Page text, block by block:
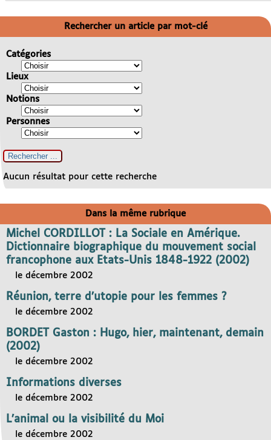
Rechercher un article par mot-clé
Catégories
Lieux
Notions
Personnes
Aucun résultat pour cette recherche
Dans la même rubrique
Michel CORDILLOT : La Sociale en Amérique.
Dictionnaire biographique du mouvement social
francophone aux Etats-Unis 1848-1922 (2002)
le décembre 2002
Réunion, terre d’utopie pour les femmes ?
le décembre 2002
BORDET Gaston : Hugo, hier, maintenant, demain
(2002)
le décembre 2002
Informations diverses
le décembre 2002
L’animal ou la visibilité du Moi
le décembre 2002